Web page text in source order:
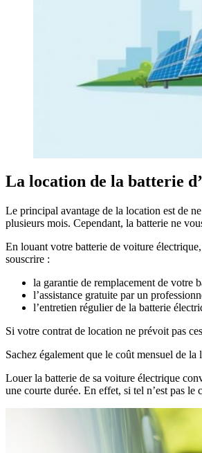
La location de la batterie
Le principal avantage de la location est de
plusieurs mois. Cependant, la batterie ne
En louant votre batterie de voiture
souscrire :
la garantie de remplacement de votre
l’assistance gratuite par un
l’entretien régulier de la batterie
Si votre contrat de location ne prévoit pas
Sachez également que le coût mensuel de
Louer la batterie de sa voiture électrique
une courte durée. En effet, si tel n’est pas le